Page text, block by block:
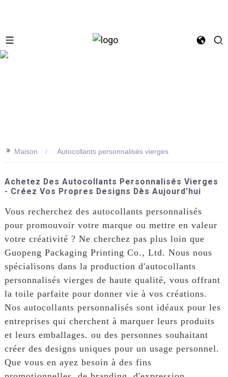
>> Maison Autocollants personnalisés vierges
Achetez Des Autocollants Personnalisés Vierges
- Créez Vos Propres Designs Dès Aujourd'hui
Vous recherchez des autocollants personnalisés
pour promouvoir votre marque ou mettre en valeur
votre créativité ? Ne cherchez pas plus loin que
Guopeng Packaging Printing Co., Ltd. Nous nous
spécialisons dans la production d'autocollants
personnalisés vierges de haute qualité, vous offrant
la toile parfaite pour donner vie à vos créations.
Nos autocollants personnalisés sont idéaux pour les
entreprises qui cherchent à marquer leurs produits
et leurs emballages. ou des personnes souhaitant
créer des designs uniques pour un usage personnel.
Que vous en ayez besoin à des fins